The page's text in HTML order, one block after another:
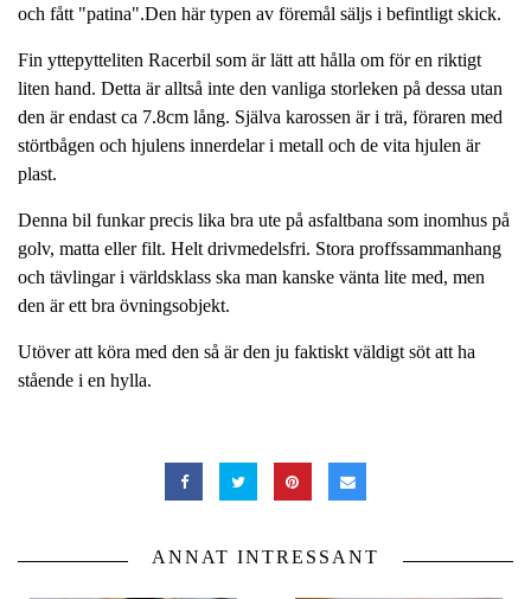
och fått "patina".Den här typen av föremål säljs i befintligt skick.
Fin yttepytteliten Racerbil som är lätt att hålla om för en riktigt
liten hand. Detta är alltså inte den vanliga storleken på dessa utan
den är endast ca 7.8cm lång. Själva karossen är i trä, föraren med
störtbågen och hjulens innerdelar i metall och de vita hjulen är
plast.
Denna bil funkar precis lika bra ute på asfaltbana som inomhus på
golv, matta eller filt. Helt drivmedelsfri. Stora proffssammanhang
och tävlingar i världsklass ska man kanske vänta lite med, men
den är ett bra övningsobjekt.
Utöver att köra med den så är den ju faktiskt väldigt söt att ha
stående i en hylla.
ANNAT INTRESSANT